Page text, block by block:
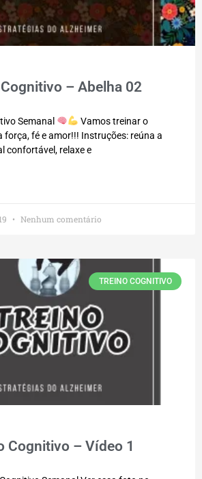
– Abelha 02
Semanal
Vamos treinar o
força, fé e amor!!! Instruções: reúna a
confortável, relaxe e
Nenhum comentário
TREINO COGNITIVO
Cognitivo – Vídeo 1